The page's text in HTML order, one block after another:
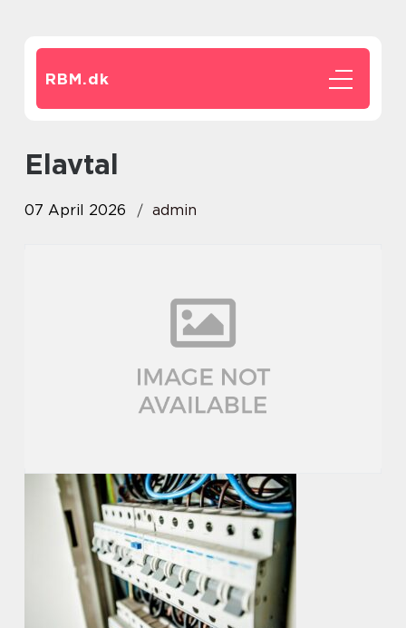
RBM.dk
Elavtal
07 April 2026 admin